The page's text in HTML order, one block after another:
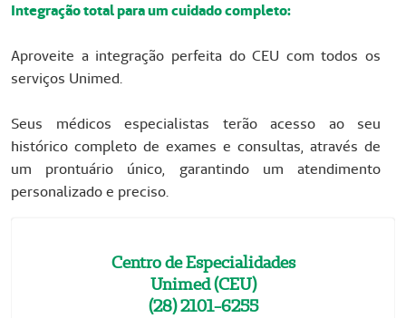
Integração total para um cuidado completo:
Aproveite a integração perfeita do CEU com todos os
serviços Unimed.
Seus médicos especialistas terão acesso ao seu
histórico completo de exames e consultas, através de
um prontuário único, garantindo um atendimento
personalizado e preciso.
Centro de Especialidades
Unimed (CEU)
(28) 2101-6255